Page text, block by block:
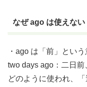
なぜ ago は使えない
・ago は「前」という
two days ago：二日
どのように使われ、